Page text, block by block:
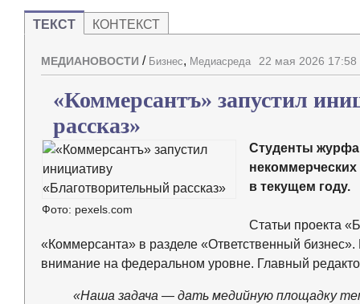
ТЕКСТ КОНТЕКСТ
МЕДИАНОВОСТИ / Бизнес, Медиасреда 22 мая 2026 17:58
«Коммерсантъ» запустил
рассказ»
Фото: pexels.com
Студенты
некоммерческих
в текущем году.
Статьи проекта
«Коммерсанта» в разделе «Ответственный
внимание на федеральном уровне. Главный
«Наша задача — дать медийную площадку